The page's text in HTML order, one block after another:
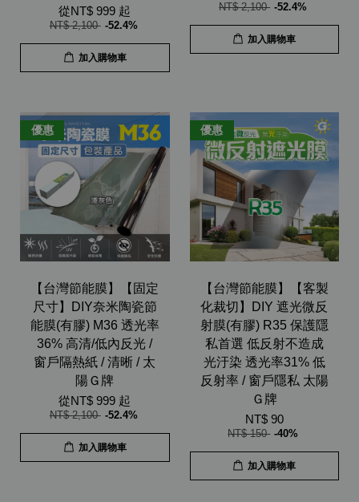
從NT$ 999 起
NT$ 2,100 -52.4%
加入購物車
NT$ 2,100 -52.4%
加入購物車
優惠
【台灣節能膜】【固定
尺寸】DIY奈米陶瓷節
能膜(有膠) M36 透光率
36% 高清/低內反光 /
窗戶隔熱紙 / 清晰 / 太
陽Ｇ牌
從NT$ 999 起
NT$ 2,100 -52.4%
加入購物車
優惠
【台灣節能膜】【客製
化裁切】DIY 遮光微反
射膜(有膠) R35 保護隱
私首選 低反射不造成
光汙染 透光率31% 低
反射率 / 窗戶隱私 太陽
Ｇ牌
NT$ 90
NT$ 150 -40%
加入購物車